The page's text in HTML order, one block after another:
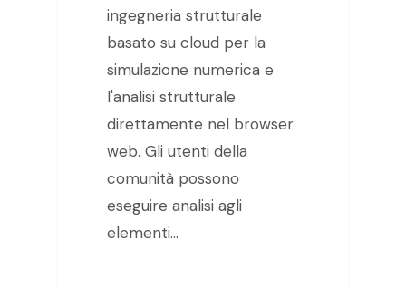
ingegneria strutturale
basato su cloud per la
simulazione numerica e
l'analisi strutturale
direttamente nel browser
web. Gli utenti della
comunità possono
eseguire analisi agli
elementi…